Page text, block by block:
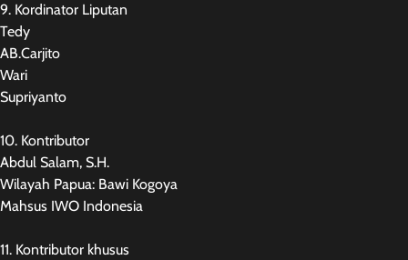
9. Kordinator Liputan
Tedy
AB.Carjito
Wari
Supriyanto
10. Kontributor
Abdul Salam, S.H.
Wilayah Papua: Bawi Kogoya
Mahsus IWO Indonesia
11. Kontributor khusus